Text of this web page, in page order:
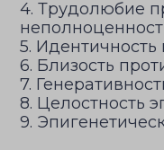
4. Трудолюбие
5.
6. Близость
7.
8. Целостность
9.